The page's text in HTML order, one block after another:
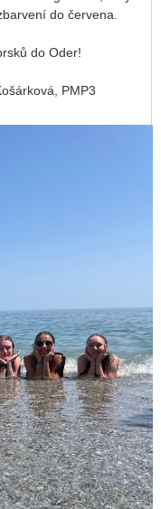
do červena.
do Oder!
PMP3